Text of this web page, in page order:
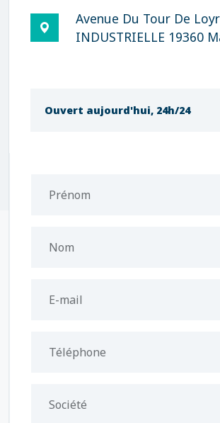
Avenue Du Tour De
INDUSTRIELLE 19360
Ouvert aujourd'hui, 24h/24
Prénom
Nom
E-mail
Téléphone
Société